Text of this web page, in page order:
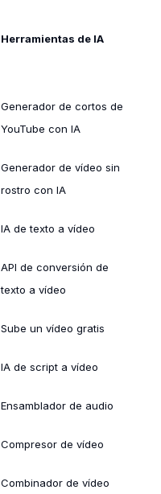
Herramientas de IA
Generador de cortos de
YouTube con IA
Generador de vídeo sin
rostro con IA
IA de texto a vídeo
API de conversión de
texto a vídeo
Sube un vídeo gratis
IA de script a vídeo
Ensamblador de audio
Compresor de vídeo
Combinador de vídeo